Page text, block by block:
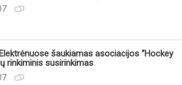
šaukiamas asociacijos “Hockey
rinkiminis susirinkimas